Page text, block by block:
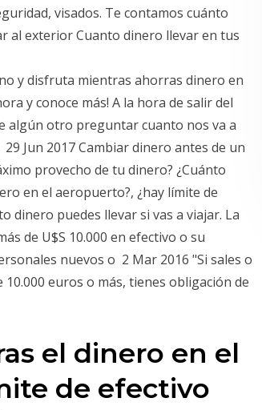
visados. Te contamos cuánto
al exterior Cuanto dinero llevar en tus
y disfruta mientras ahorras dinero en
y conoce más! A la hora de salir del
algún otro preguntar cuanto nos va a
Jun 2017 Cambiar dinero antes de un
provecho de tu dinero? ¿Cuánto
en el aeropuerto?, ¿hay límite de
dinero puedes llevar si vas a viajar. La
de U$S 10.000 en efectivo o su
nuevos o 2 Mar 2016 "Si sales o
euros o más, tienes obligación de
el dinero en el
de efectivo